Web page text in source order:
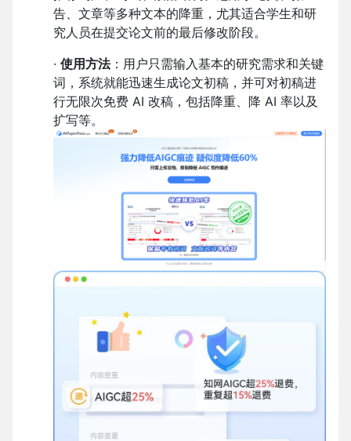
告、文章等多种文本的降重，尤其适合学生和研
究人员在提交论文前的最后修改阶段。
· 使用方法：用户只需输入基本的研究需求和关键
词，系统就能迅速生成论文初稿，并可对初稿进
行无限次免费 AI 改稿，包括降重、降 AI 率以及
扩写等。